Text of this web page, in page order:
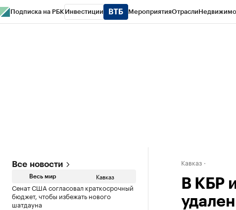
Подписка на РБК Инвестиции МероприятияОтрасли
Все новости
Весь мир Кавказ
Сенат США согласовал краткосрочный
бюджет, чтобы избежать нового
шатдауна
Кавказ
В КБР